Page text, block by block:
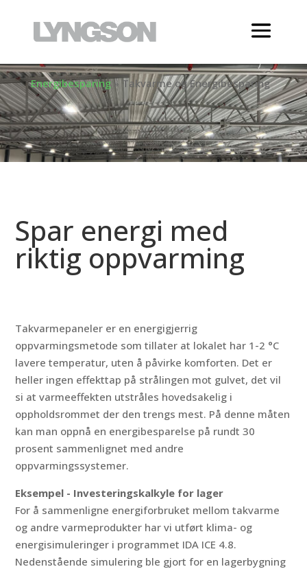
Energibesparing» Takvarme og Energibesparing
Spar energi med
riktig oppvarming
Takvarmepaneler er en energigjerrig
oppvarmingsmetode som tillater at lokalet har 1-2 °C
lavere temperatur, uten å påvirke komforten. Det er
heller ingen effekttap på strålingen mot gulvet, det vil
si at varmeeffekten utstråles hovedsakelig i
oppholdsrommet der den trengs mest. På denne måten
kan man oppnå en energibesparelse på rundt 30
prosent sammenlignet med andre
oppvarmingssystemer.
Eksempel - Investeringskalkyle for lager
For å sammenligne energiforbruket mellom takvarme
og andre varmeprodukter har vi utført klima- og
energisimuleringer i programmet IDA ICE 4.8.
Nedenstående simulering ble gjort for en lagerbygning